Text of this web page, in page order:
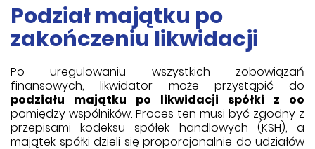
Podział majątku po
zakończeniu likwidacji
Po uregulowaniu wszystkich zobowiązań
finansowych, likwidator może przystąpić do
podziału majątku po likwidacji spółki z oo
pomiędzy wspólników. Proces ten musi być zgodny z
przepisami kodeksu spółek handlowych (KSH), a
majątek spółki dzieli się proporcjonalnie do udziałów